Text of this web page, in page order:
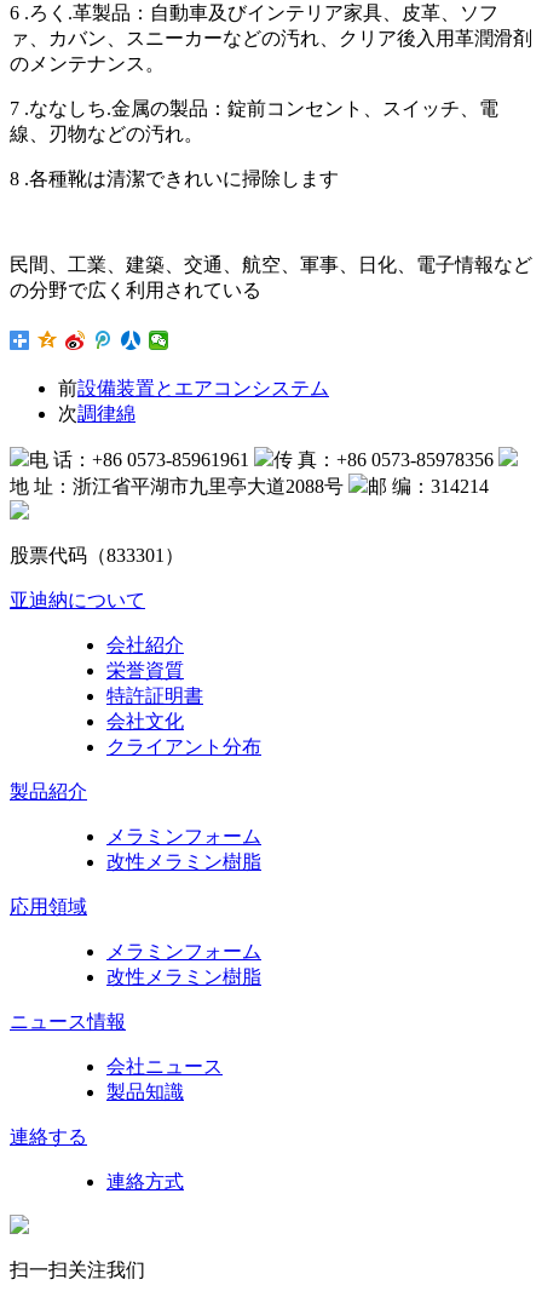
6 .ろく.革製品：自動車及びインテリア家具、皮革、ソフ
ァ、カバン、スニーカーなどの汚れ、クリア後入用革潤滑剤
のメンテナンス。
7 .ななしち.金属の製品：錠前コンセント、スイッチ、電
線、刃物などの汚れ。
8 .各種靴は清潔できれいに掃除します
民間、工業、建築、交通、航空、軍事、日化、電子情報など
の分野で広く利用されている
前設備装置とエアコンシステム
次調律綿
电 话：+86 0573-85961961
传 真：+86 0573-85978356
地 址：浙江省平湖市九里亭大道2088号
邮 编：314214
股票代码（833301）
亚迪納について
会社紹介
栄誉資質
特許証明書
会社文化
クライアント分布
製品紹介
メラミンフォーム
改性メラミン樹脂
応用領域
メラミンフォーム
改性メラミン樹脂
ニュース情報
会社ニュース
製品知識
連絡する
連絡方式
扫一扫关注我们